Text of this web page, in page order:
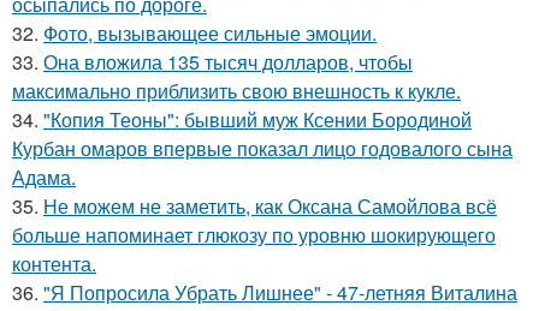
32. Фото, вызывающее сильные эмоции.
33. Она вложила 135 тысяч долларов, чтобы
максимально приблизить свою внешность к кукле.
34. "Копия Теоны": бывший муж Ксении Бородиной
Курбан омаров впервые показал лицо годовалого сына
Адама.
35. Не можем не заметить, как Оксана Самойлова всё
больше напоминает глюкозу по уровню шокирующего
контента.
36. "Я Попросила Убрать Лишнее" - 47-летняя Виталина